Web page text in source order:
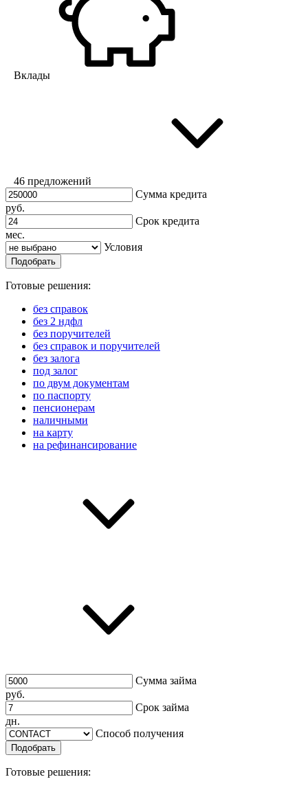
Вклады
46 предложений
Сумма кредита
руб.
Срок кредита
мес.
Условия
Подобрать
Готовые решения:
без справок
без 2 ндфл
без поручителей
без справок и поручителей
без залога
под залог
по двум документам
по паспорту
пенсионерам
наличными
на карту
на рефинансирование
Сумма займа
руб.
Срок займа
дн.
Способ получения
Подобрать
Готовые решения: